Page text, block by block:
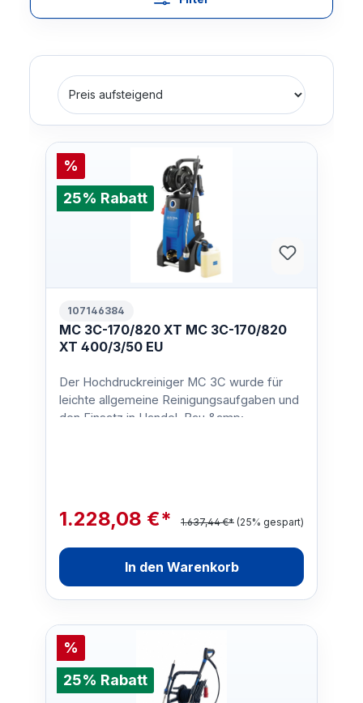
%
25% Rabatt
107146384
MC 3C-170/820 XT MC 3C-170/820
XT 400/3/50 EU
Der Hochdruckreiniger MC 3C wurde für
leichte allgemeine Reinigungsaufgaben und
den Einsatz in Handel, Bau &amp;
1.228,08 €* 1.637,44 €* (25% gespart)
In den Warenkorb
%
25% Rabatt